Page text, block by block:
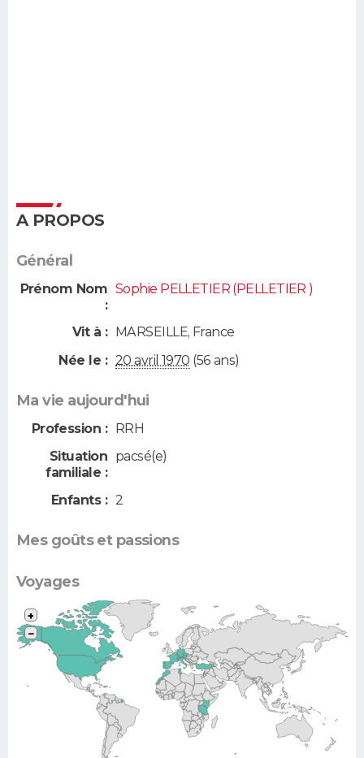
A PROPOS
Général
Prénom Nom
:
Sophie PELLETIER (PELLETIER )
Vit à : MARSEILLE, France
Née le : 20 avril 1970 (56 ans)
Ma vie aujourd'hui
Profession : RRH
Situation
familiale :
pacsé(e)
Enfants : 2
Mes goûts et passions
Voyages
+
−